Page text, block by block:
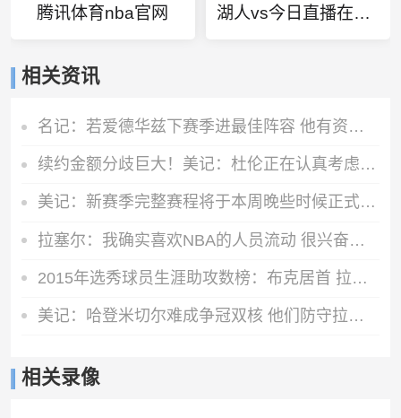
腾讯体育nba官网 湖人vs今日直播在线观看免费
相关资讯
名记：若爱德华兹下赛季进最佳阵容 他有资格签超级顶薪续约合同
续约金额分歧巨大！美记：杜伦正在认真考虑接受960万资质报价
美记：新赛季完整赛程将于本周晚些时候正式对外公布
拉塞尔：我确实喜欢NBA的人员流动 很兴奋看到一些球队变强了
2015年选秀球员生涯助攻数榜：布克居首 拉塞尔第二 唐斯第五
美记：哈登米切尔难成争冠双核 他们防守拉胯且季后赛隐身
相关录像